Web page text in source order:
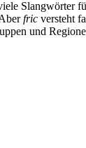
Slangwörter
fric versteht
und